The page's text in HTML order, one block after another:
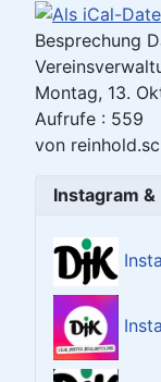
Besprechung
Montag, 13.
Aufrufe : 559
von
Instagram &